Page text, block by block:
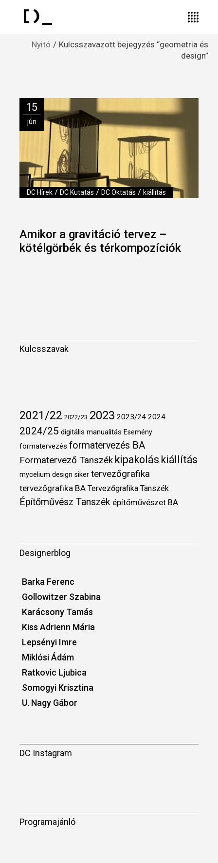
Nyitó
Kulcsszavazott bejegyzés “geometria és
design”
15
jún
DC Hírek /DC Kutatás /DC Oktatás /kiállítás
Amikor a gravitáció tervez –
kötélgörbék és térkompozíciók
Kulcsszavak
2021/22 2022/23 2023 2023/24 2024
2024/25 digitális manualitás Esemény
formatervezés formatervezés BA
Formatervező Tanszék kipakolás kiállítás
mycelium design siker tervezőgrafika
tervezőgrafika BA Tervezőgrafika Tanszék
Építőművész Tanszék építőművészet BA
Designerblog
Barka Ferenc
Gollowitzer Szabina
Karácsony Tamás
Kiss Adrienn Mária
Lepsényi Imre
Miklósi Ádám
Ratkovic Ljubica
Somogyi Krisztina
U. Nagy Gábor
DC Instagram
Programajánló